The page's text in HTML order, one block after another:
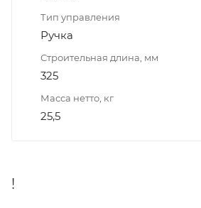
Тип управления
Ручка
Строительная длина, мм
325
Масса нетто, кг
25,5
!